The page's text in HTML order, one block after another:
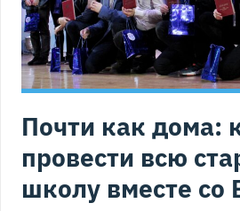
Почти как дома:
провести всю
школу вместе